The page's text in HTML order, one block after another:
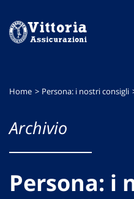
menu
contenuto
footer
Home Persona: i nostri consigli
Archivio
Persona: i